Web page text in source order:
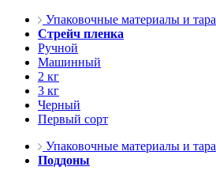
Упаковочные материалы и тара
Стрейч пленка
Ручной
Машинный
2 кг
3 кг
Черный
Первый сорт
Упаковочные материалы и тара
Поддоны